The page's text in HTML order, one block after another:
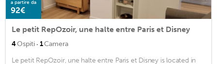
a partire da
92€
Le petit RepOzoir, une halte entre Paris et Disney
4Ospiti · 1Camera
Le petit RepOzoir, une halte entre Paris et Disney is located in